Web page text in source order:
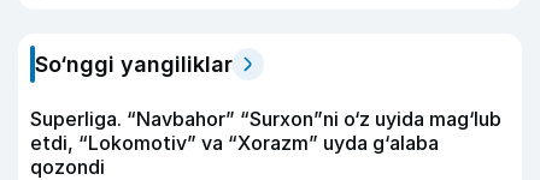
So‘nggi yangiliklar
Superliga. “Navbahor” “Surxon”ni o‘z uyida mag‘lub
etdi, “Lokomotiv” va “Xorazm” uyda g‘alaba
qozondi